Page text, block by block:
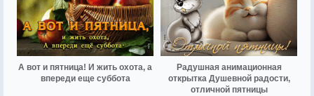
А вот и пятница! И жить охота, а
впереди еще суббота
Радушная анимационная
открытка Душевной радости,
отличной пятницы